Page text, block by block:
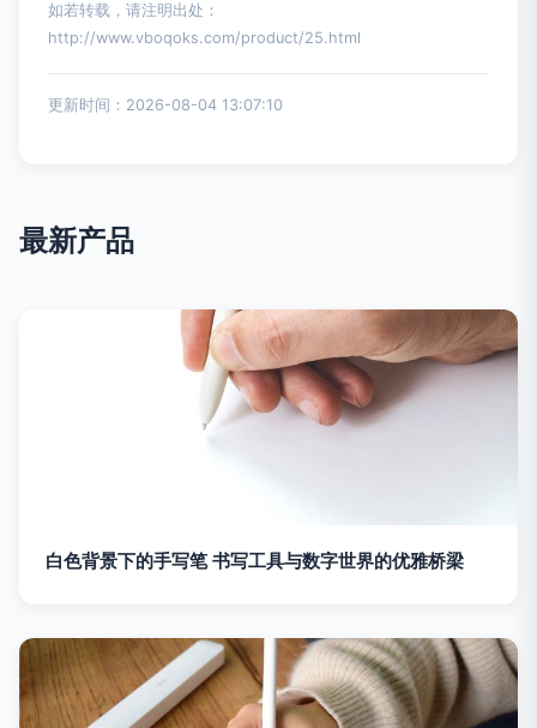
如若转载，请注明出处：
http://www.vboqoks.com/product/25.html
更新时间：2026-08-04 13:07:10
最新产品
白色背景下的手写笔 书写工具与数字世界的优雅桥梁